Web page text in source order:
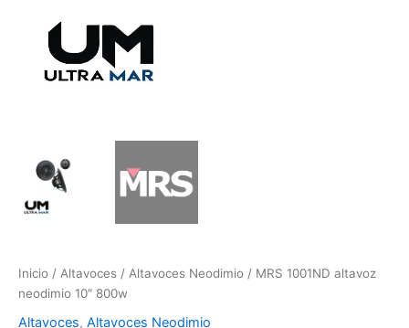
Inicio / Altavoces / Altavoces Neodimio / MRS 1001ND altavoz
neodimio 10″ 800w
Altavoces, Altavoces Neodimio